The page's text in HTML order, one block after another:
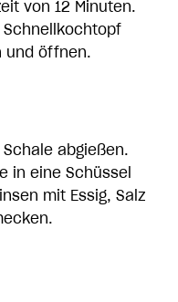
von 12 Minuten.
Schnellkochtopf
und öffnen.
abgießen.
in eine Schüssel
mit Essig, Salz